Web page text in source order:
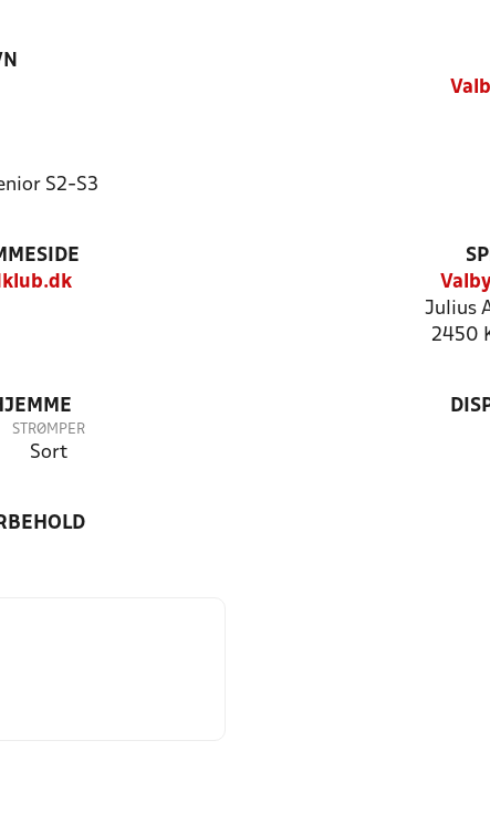
S2-S3
Julius
2450
STRØMPER
Sort